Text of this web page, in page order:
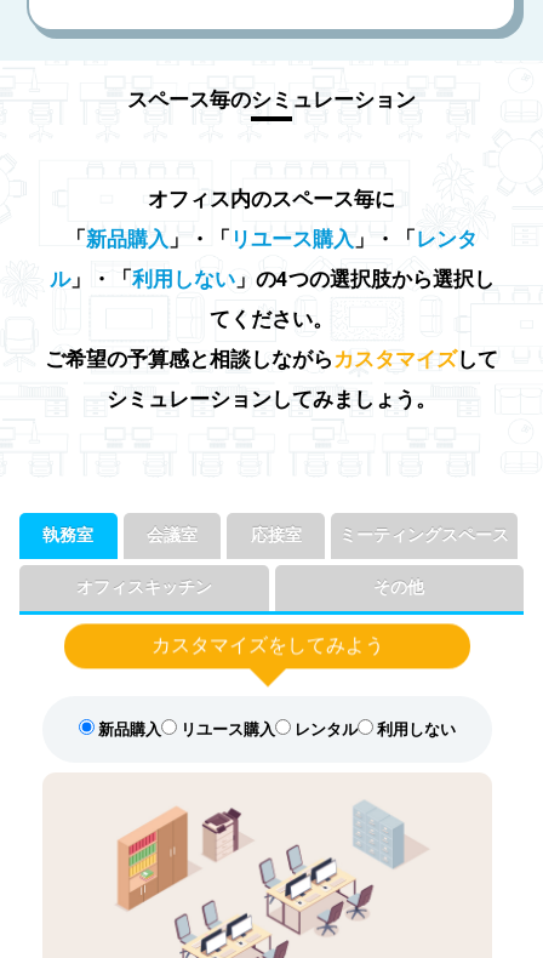
スペース毎のシミュレーション
オフィス内のスペース毎に
「 新品購入 」・「 リユース購入 」・「 レンタ
ル」・「 利用しない」の4つの選択肢から選択し
てください。
ご希望の予算感と相談しながらカスタマイズして
シミュレーションしてみましょう。
執務室
カスタマイズを してみよう
新品購入 リユース購入 レンタル 利用しない
会議室 応接室 ミーティングスペース
オフィスキッチン その他